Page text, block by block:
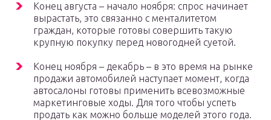
Конец августа – начало ноября: спрос начинает
вырастать, это связанно с менталитетом
граждан, которые готовы совершить такую
крупную покупку перед новогодней суетой.
Конец ноября – декабрь – в это время на рынке
продажи автомобилей наступает момент, когда
автосалоны готовы применить всевозможные
маркетинговые ходы. Для того чтобы успеть
продать как можно больше моделей этого года.